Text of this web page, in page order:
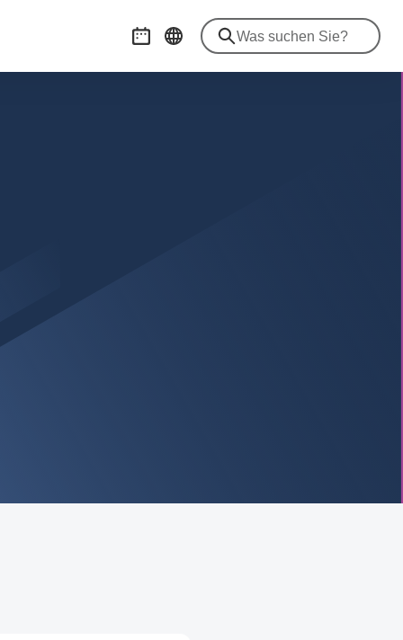
Veranstaltungskalender